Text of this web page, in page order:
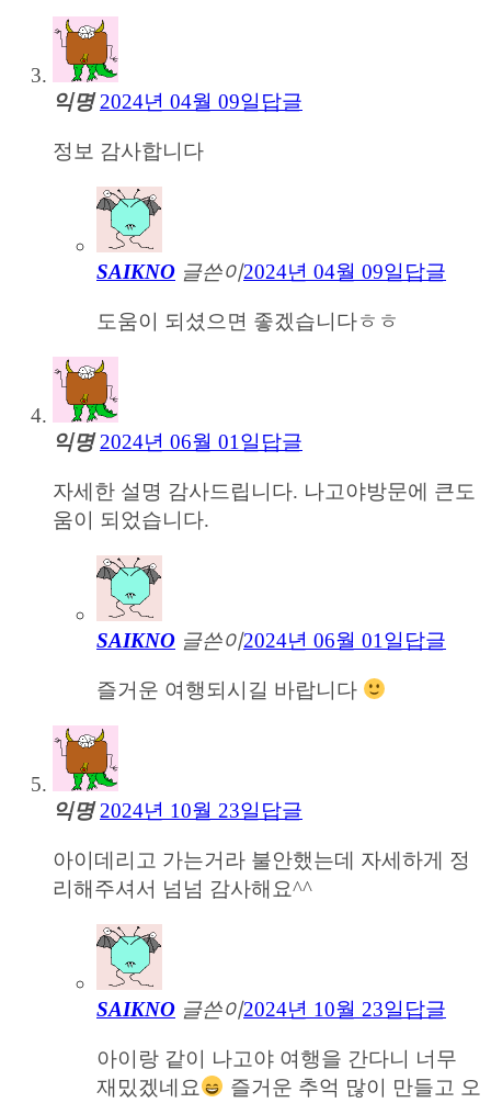
익명 2024년 04월 09일 답글
정보 감사합니다
SAIKNO 글쓴이2024년 04월 09일 답글
도움이 되셨으면 좋겠습니다ㅎㅎ
익명 2024년 06월 01일 답글
자세한 설명 감사드립니다. 나고야방문에 큰도
움이 되었습니다.
SAIKNO 글쓴이2024년 06월 01일 답글
즐거운 여행되시길 바랍니다
익명 2024년 10월 23일 답글
아이데리고 가는거라 불안했는데 자세하게 정
리해주셔서 넘넘 감사해요^^
SAIKNO 글쓴이2024년 10월 23일 답글
아이랑 같이 나고야 여행을 간다니 너무
재밌겠네요
즐거운 추억 많이 만들고 오